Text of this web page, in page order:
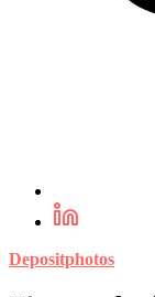
Depositphotos